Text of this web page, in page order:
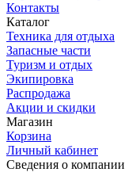
Контакты
Каталог
Техника для отдыха
Запасные части
Туризм и отдых
Экипировка
Распродажа
Акции и скидки
Магазин
Корзина
Личный кабинет
Сведения о компании